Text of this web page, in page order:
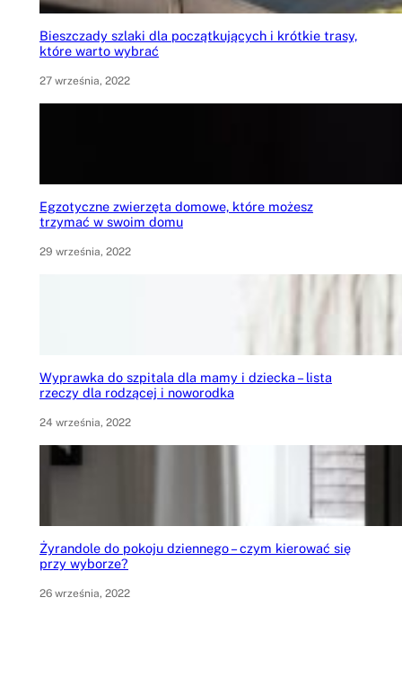
Bieszczady szlaki dla początkujących i krótkie trasy,
które warto wybrać
27 września, 2022
Egzotyczne zwierzęta domowe, które możesz
trzymać w swoim domu
29 września, 2022
Wyprawka do szpitala dla mamy i dziecka – lista
rzeczy dla rodzącej i noworodka
24 września, 2022
Żyrandole do pokoju dziennego – czym kierować się
przy wyborze?
26 września, 2022